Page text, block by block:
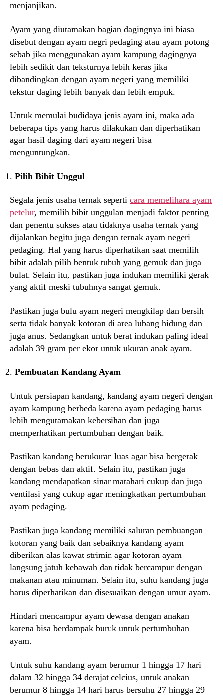
menjanjikan.
Ayam yang diutamakan bagian dagingnya ini biasa
disebut dengan ayam negri pedaging atau ayam potong
sebab jika menggunakan ayam kampung dagingnya
lebih sedikit dan teksturnya lebih keras jika
dibandingkan dengan ayam negeri yang memiliki
tekstur daging lebih banyak dan lebih empuk.
Untuk memulai budidaya jenis ayam ini, maka ada
beberapa tips yang harus dilakukan dan diperhatikan
agar hasil daging dari ayam negeri bisa
menguntungkan.
Pilih Bibit Unggul
Segala jenis usaha ternak seperti cara memelihara ayam
petelur, memilih bibit unggulan menjadi faktor penting
dan penentu sukses atau tidaknya usaha ternak yang
dijalankan begitu juga dengan ternak ayam negeri
pedaging. Hal yang harus diperhatikan saat memilih
bibit adalah pilih bentuk tubuh yang gemuk dan juga
bulat. Selain itu, pastikan juga indukan memiliki gerak
yang aktif meski tubuhnya sangat gemuk.
Pastikan juga bulu ayam negeri mengkilap dan bersih
serta tidak banyak kotoran di area lubang hidung dan
juga anus. Sedangkan untuk berat indukan paling ideal
adalah 39 gram per ekor untuk ukuran anak ayam.
Pembuatan Kandang Ayam
Untuk persiapan kandang, kandang ayam negeri dengan
ayam kampung berbeda karena ayam pedaging harus
lebih mengutamakan kebersihan dan juga
memperhatikan pertumbuhan dengan baik.
Pastikan kandang berukuran luas agar bisa bergerak
dengan bebas dan aktif. Selain itu, pastikan juga
kandang mendapatkan sinar matahari cukup dan juga
ventilasi yang cukup agar meningkatkan pertumbuhan
ayam pedaging.
Pastikan juga kandang memiliki saluran pembuangan
kotoran yang baik dan sebaiknya kandang ayam
diberikan alas kawat strimin agar kotoran ayam
langsung jatuh kebawah dan tidak bercampur dengan
makanan atau minuman. Selain itu, suhu kandang juga
harus diperhatikan dan disesuaikan dengan umur ayam.
Hindari mencampur ayam dewasa dengan anakan
karena bisa berdampak buruk untuk pertumbuhan
ayam.
Untuk suhu kandang ayam berumur 1 hingga 17 hari
dalam 32 hingga 34 derajat celcius, untuk anakan
berumur 8 hingga 14 hari harus bersuhu 27 hingga 29